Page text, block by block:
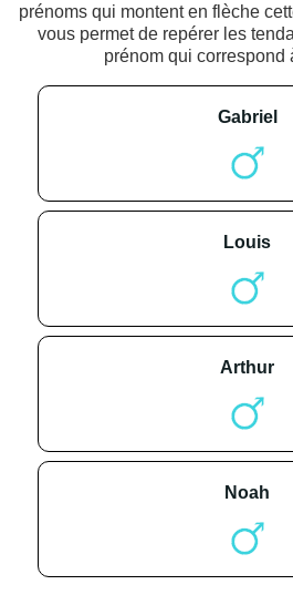
prénoms qui montent en flèche
vous permet de repérer les
prénom qui correspond
gabriel
louis
arthur
noah